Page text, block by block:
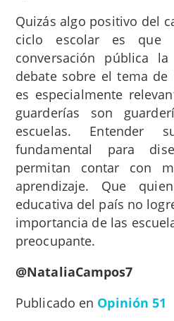
Quizás algo positivo del
ciclo escolar es
conversación pública
debate sobre el tema de
es especialmente
guarderías son
escuelas. Entender
fundamental para
permitan contar con
aprendizaje. Que
educativa del país no
importancia de las
preocupante.
@NataliaCampos7
Publicado en Opinión 51